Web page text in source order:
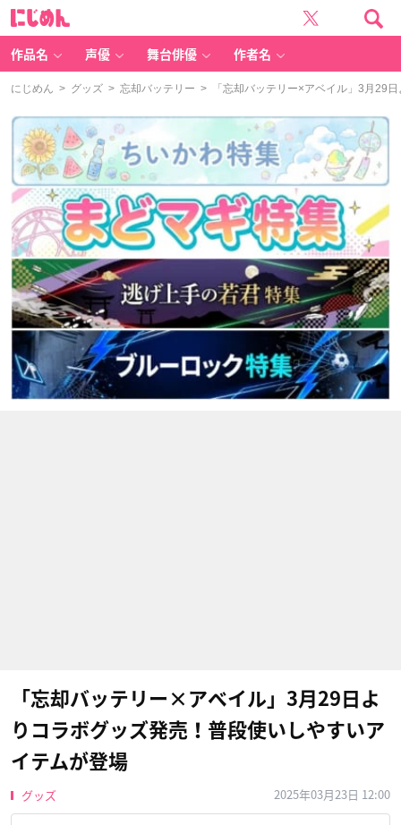
作品名 声優 舞台俳優 作者名
にじめん > グッズ > 忘却バッテリー > 「忘却バッテリー×アベイル」3月29
「忘却バッテリー×アベイル」3月29日よ
りコラボグッズ発売！普段使いしやすいア
イテムが登場
グッズ 2025年03月23日 12:00